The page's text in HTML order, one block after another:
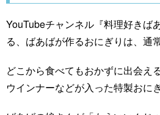
YouTubeチャンネル『料理好きば
る、ばあばが作るおにぎりは、通
どこから食べてもおかずに出会え
ウインナーなどが入った特製おに